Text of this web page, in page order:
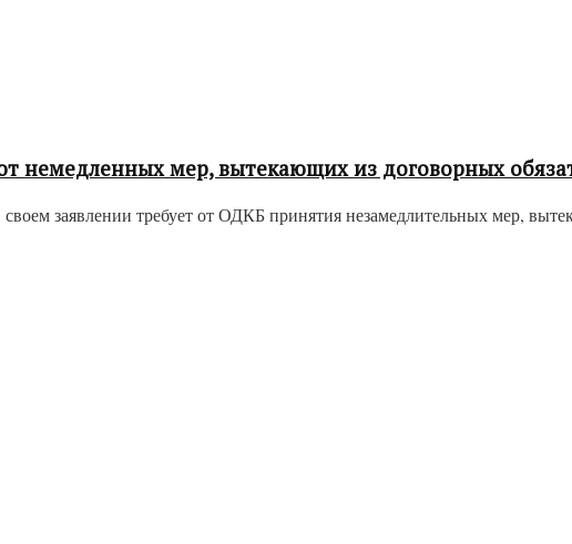
немедленных мер, вытекающих из договорных
заявлении требует от ОДКБ принятия незамедлительных мер,